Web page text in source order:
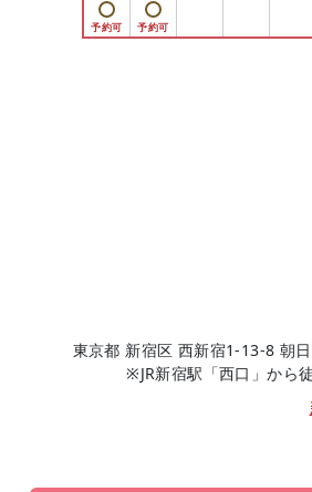
東京都 新宿区 西新宿1-13-8 朝
※JR新宿駅「西口」から